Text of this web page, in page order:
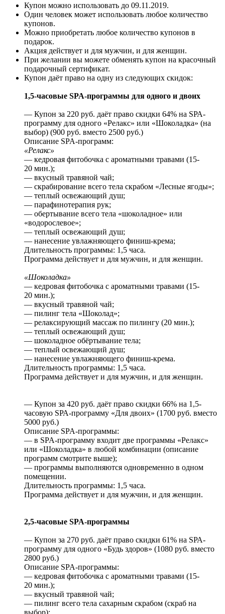
Купон можно использовать до 09.11.2019.
Один человек может использовать любое количество
купонов.
Можно приобретать любое количество купонов в
подарок.
Акция действует и для мужчин, и для женщин.
При желании вы можете обменять купон на красочный
подарочный сертификат.
Купон даёт право на одну из следующих скидок:
1,5-часовые SPA-программы для одного и двоих
— Купон за 220 руб. даёт право скидки 64% на SРА-
программу для одного «Релакс» или «Шоколадка» (на
выбор) (900 руб. вместо 2500 руб.)
Описание SPA-программ:
«Релакс»
— кедровая фитобочка с ароматными травами (15-
20 мин.);
— вкусный травяной чай;
— скрабирование всего тела скрабом «Лесные ягоды»;
— теплый освежающий душ;
— парафинотерапия рук;
— обертывание всего тела «шоколадное» или
«водорослевое»;
— теплый освежающий душ;
— нанесение увлажняющего финиш-крема;
Длительность программы: 1,5 часа.
Программа действует и для мужчин, и для женщин.
«Шоколадка»
— кедровая фитобочка с ароматными травами (15-
20 мин.);
— вкусный травяной чай;
— пилинг тела «Шоколад»;
— релаксирующий массаж по пилингу (20 мин.);
— теплый освежающий душ;
— шоколадное обёртывание тела;
— теплый освежающий душ;
— нанесение увлажняющего финиш-крема.
Длительность программы: 1,5 часа.
Программа действует и для мужчин, и для женщин.
— Купон за 420 руб. даёт право скидки 66% на 1,5-
часовую SРА-программу «Для двоих» (1700 руб. вместо
5000 руб.)
Описание SPA-программы:
— в SPA-программу входит две программы «Релакс»
или «Шоколадка» в любой комбинации (описание
программ смотрите выше);
— программы выполняются одновременно в одном
помещении.
Длительность программы: 1,5 часа.
Программа действует и для мужчин, и для женщин.
2,5-часовые SPA-программы
— Купон за 270 руб. даёт право скидки 61% на SРА-
программу для одного «Будь здоров» (1080 руб. вместо
2800 руб.)
Описание SPA-программы:
— кедровая фитобочка с ароматными травами (15-
20 мин.);
— вкусный травяной чай;
— пилинг всего тела сахарным скрабом (скраб на
выбор);